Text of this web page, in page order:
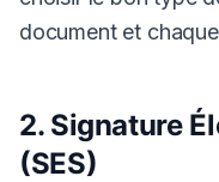
document et
2. Signature
(SES)